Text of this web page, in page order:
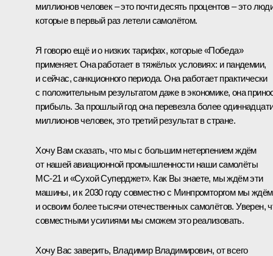
миллионов человек – это почти десять процентов – это
которые в первый раз летели самолётом.
Я говорю ещё и о низких тарифах, которые «Победа»
применяет. Она работает в тяжёлых условиях: и пандемии,
и сейчас, санкционного периода. Она работает практически
с положительным результатом даже в экономике, она
прибыль. За прошлый год она перевезла более
миллионов человек, это третий результат в стране.
Хочу Вам сказать, что мы с большим нетерпением ждём
от нашей авиационной промышленности наши самолёты
МС-21 и «Сухой Суперджет». Как Вы знаете, мы ждём эти
машины, и к 2030 году совместно с Минпромторгом мы ждём
и освоим более тысячи отечественных самолётов. Уверен,
совместными усилиями мы сможем это реализовать.
Хочу Вас заверить, Владимир Владимирович, от всего